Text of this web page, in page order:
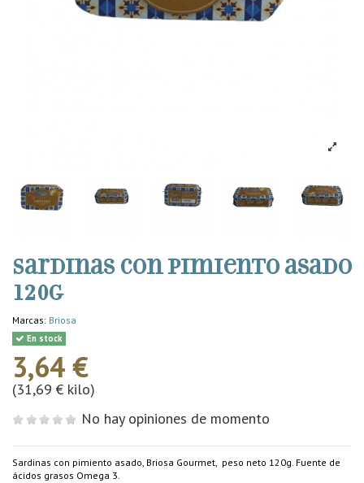
Sardinas con pimiento asado
120g
Marcas: Briosa
En stock
3,64 €
(31,69 € kilo)
No hay opiniones de momento
Sardinas con pimiento asado, Briosa Gourmet, peso neto 120g. Fuente de
ácidos grasos Omega 3.